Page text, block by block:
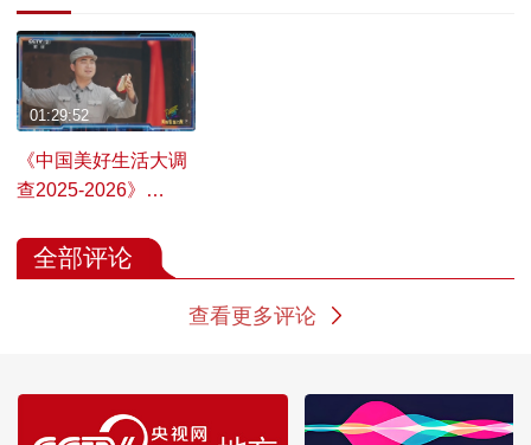
《中国美好生活大调
查2025-2026》
之夜
01:29:52
全部评论
查看更多评论